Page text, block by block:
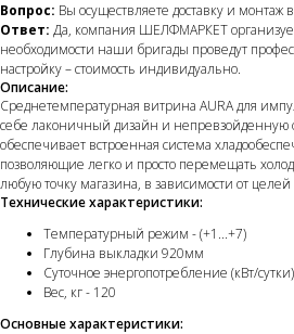
Вопрос: Вы осуществляете доставку и монтаж
Ответ: Да, компания ШЕЛФМАРКЕТ
необходимости наши бригады проведут
настройку – стоимость индивидуально.
Описание:
Среднетемпературная витрина AURA для
себе лаконичный дизайн и
обеспечивает встроенная система
позволяющие легко и просто перемещать
любую точку магазина, в зависимости от
Технические характеристики:
Температурный режим - (+1...+7)
Глубина выкладки 920мм
Суточное энергопотребление (кВт/
Вес, кг - 120
Основные характеристики: